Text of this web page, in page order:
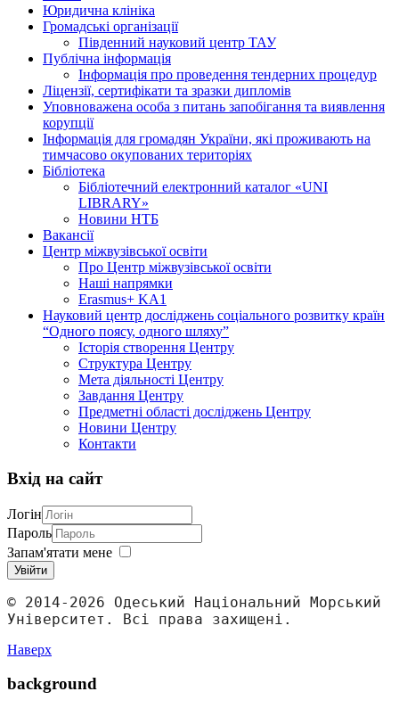
Юридична клініка
Громадські організації
Південний науковий центр ТАУ
Публічна інформація
Інформація про проведення тендерних процедур
Ліцензії, сертифікати та зразки дипломів
Уповноважена особа з питань запобігання та виявлення
корупції
Інформація для громадян України, які проживають на
тимчасово окупованих територіях
Бібліотека
Бібліотечний електронний каталог «UNI
LIBRARY»
Новини НТБ
Вакансії
Центр міжвузівської освіти
Про Центр міжвузівської освіти
Наші напрямки
Erasmus+ KA1
Науковий центр досліджень соціального розвитку країн
“Одного поясу, одного шляху”
Історія створення Центру
Структура Центру
Мета діяльності Центру
Завдання Центру
Предметні області досліджень Центру
Новини Центру
Контакти
Вхід на сайт
Логін
Пароль
Запам'ятати мене
Увійти
© 2014-2026 Одеський Національний Морський
Університет. Всі права захищені.
Наверх
background